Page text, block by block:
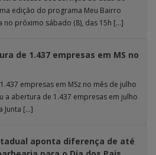
edição do programa Meu Bairro
no próximo sábado (8), das 15h […]
de 1.437 empresas em MS no
empresas em MSz no mês de julho
a abertura de 1.437 empresas em julho
Junta […]
aponta diferença de até